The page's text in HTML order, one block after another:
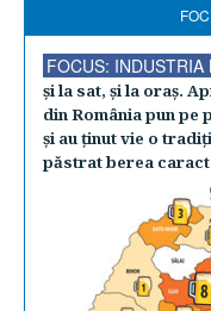
FOCUS: INDUSTRIA
şi la sat, şi la oraş.
din România pun pe
şi au ţinut vie o
păstrat berea